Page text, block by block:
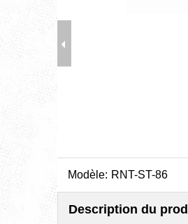
Modèle: RNT-ST-86
Description du